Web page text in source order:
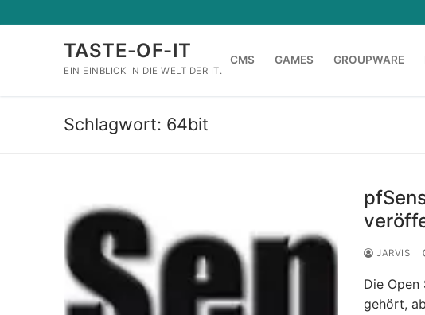
Inhalt
TASTE-OF-IT
EIN EINBLICK IN DIE WELT DER IT.
CMS GAMES GROUPWARE
Schlagwort: 64bit
JARVIS
Die
gehört,